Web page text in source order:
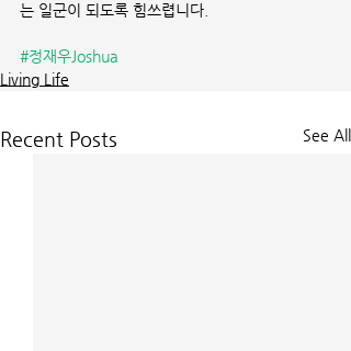
는 일군이 되도록 힘쓰렵니다.
#정재우Joshua
Living Life
Recent Posts See All